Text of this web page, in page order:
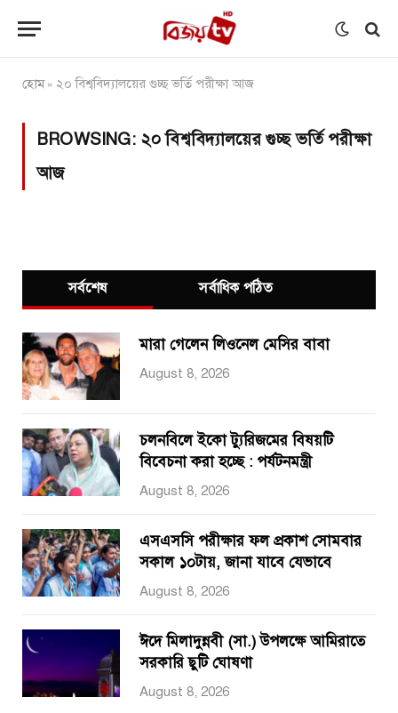
হোম» ২০ বিশ্ববিদ্যালয়ের গুচ্ছ ভর্তি পরীক্ষা আজ
BROWSING: ২০ বিশ্ববিদ্যালয়ের গুচ্ছ ভর্তি পরীক্ষা
আজ
সর্বশেষ সর্বাধিক পঠিত
মারা গেলেন লিওনেল মেসির বাবা
August 8, 2026
চলনবিলে ইকো ট্যুরিজমের বিষয়টি
বিবেচনা করা হচ্ছে : পর্যটনমন্ত্রী
August 8, 2026
এসএসসি পরীক্ষার ফল প্রকাশ সোমবার
সকাল ১০টায়, জানা যাবে যেভাবে
August 8, 2026
ঈদে মিলাদুন্নবী (সা.) উপলক্ষে আমিরাতে
সরকারি ছুটি ঘোষণা
August 8, 2026